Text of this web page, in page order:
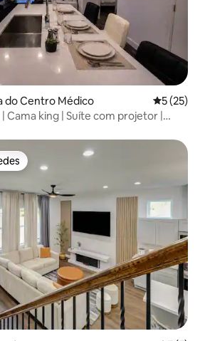
do Centro Médico 5 de uma
5 (25)
Cama king | Suíte com projetor |